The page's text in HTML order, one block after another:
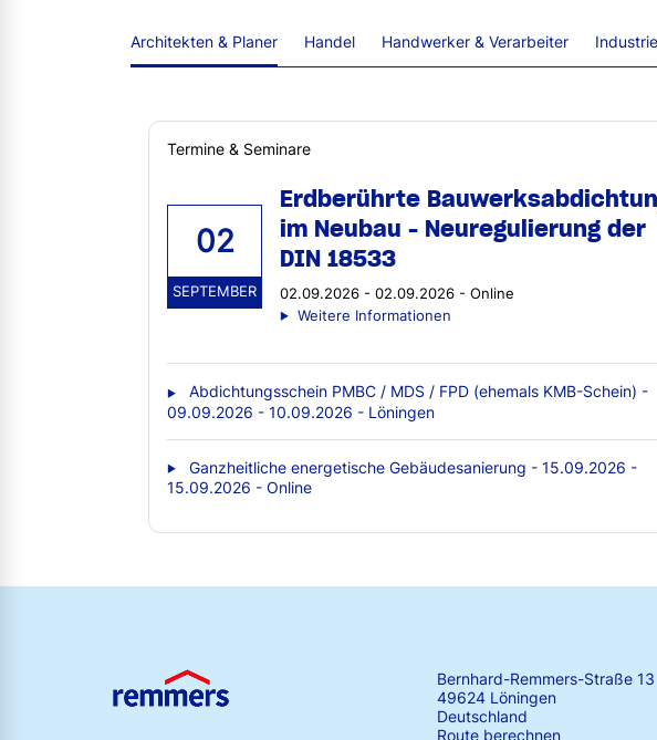
Architekten & Planer Handel Handwerker & Verarbeiter Industrie
Termine & Seminare
02
SEPTEMBER
Erdberührte
im Neubau - Neuregulierung der
DIN 18533
02.09.2026 - 02.09.2026 - Online
Weitere Informationen
Abdichtungsschein PMBC / MDS / FPD (ehemals KMB-Schein) -
09.09.2026 - 10.09.2026 - Löningen
Ganzheitliche energetische Gebäudesanierung - 15.09.2026 -
15.09.2026 - Online
Bernhard-Remmers-Straße 13
49624 Löningen
Deutschland
Route berechnen